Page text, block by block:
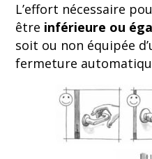
L’effort nécessaire
être inférieure ou
soit ou non équipée
fermeture